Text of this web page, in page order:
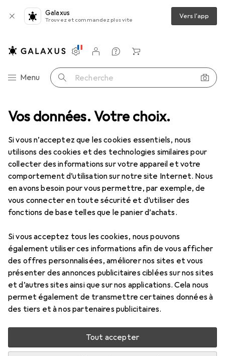
Vos données. Votre choix.
Si vous n’acceptez que les cookies essentiels, nous
utilisons des cookies et des technologies similaires pour
collecter des informations sur votre appareil et votre
comportement d’utilisation sur notre site Internet. Nous
en avons besoin pour vous permettre, par exemple, de
vous connecter en toute sécurité et d’utiliser des
fonctions de base telles que le panier d’achats.
Si vous acceptez tous les cookies, nous pouvons
également utiliser ces informations afin de vous afficher
des offres personnalisées, améliorer nos sites et vous
présenter des annonces publicitaires ciblées sur nos sites
et d’autres sites ainsi que sur nos applications. Cela nous
permet également de transmettre certaines données à
des tiers et à nos partenaires publicitaires.
Tout accepter
Galaxus
Trouvez et commandez plus vite Vers l'app
Navigation par catégorie
Menu Recherche
Paramètres
Compte client
Listes de comparaison
Listes d'envies
Panier
de ping-pong Best Sporting Set de ping-pong
EUR
11,08
Set de ping-pong
Accessoires pour Best Sporting
Set de ping-pong
Ici, vous trouverez des accessoires compatibles avec le
produit Best Sporting Set de ping-pong.
Pertinence
Liste des produits